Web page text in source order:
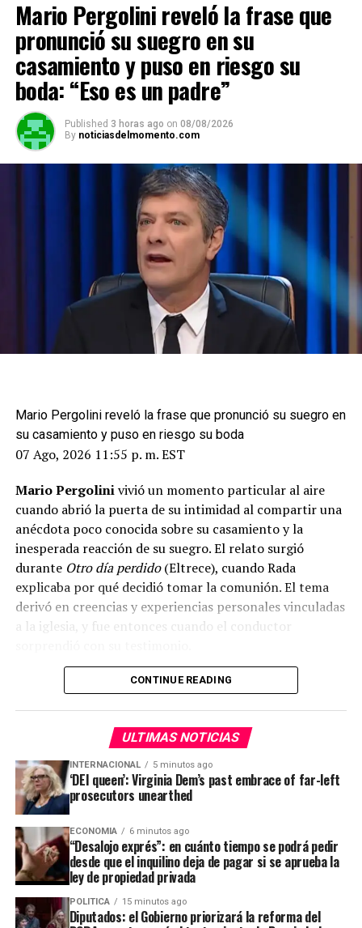
p
p
o
k
m
k
tir
Mario Pergolini reveló la frase que
pronunció su suegro en su
casamiento y puso en riesgo su
boda: “Eso es un padre”
Published 3 horas ago on 08/08/2026
By noticiasdelmomento.com
Mario Pergolini reveló la frase que pronunció su suegro en
su casamiento y puso en riesgo su boda
07 Ago, 2026 11:55 p. m. EST
Mario Pergolinivivió un momento particular al aire
cuando abrió la puerta de su intimidad al compartir una
anécdota poco conocida sobre su casamiento y la
inesperada reacción de su suegro. El relato surgió
duranteOtro día perdido(Eltrece), cuando Rada
explicaba por qué decidió tomar la comunión. El tema
derivó en creencias y experiencias personales vinculadas
a la iglesia, y fue entonces cuando el conductor
CONTINUE READING
ULTIMAS NOTICIAS
INTERNACIONAL 5 minutos ago
‘DEI queen’: Virginia Dem’s past embrace of far-left
prosecutors unearthed
ECONOMIA 6 minutos ago
“Desalojo exprés”: en cuánto tiempo se podrá pedir
desde que el inquilino deja de pagar si se aprueba la
ley de propiedad privada
POLITICA 15 minutos ago
Diputados: el Gobierno priorizará la reforma del